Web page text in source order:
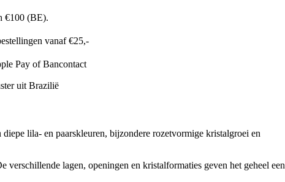
€100 (BE).
vanaf €25,-
Pay of Bancontact
lila- en paarskleuren, bijzondere rozetvormige kristalgroei en
lagen, openingen en kristalformaties geven het geheel een